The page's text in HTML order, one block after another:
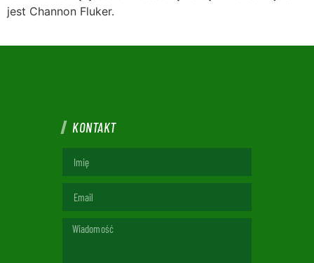
jest Channon Fluker.
KONTAKT